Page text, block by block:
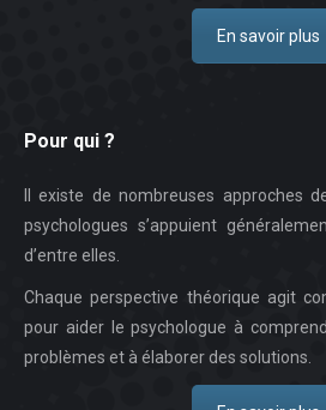
En savoir plus
Pour qui ?
Il existe de nombreuses approches
psychologues s’appuient
d’entre elles.
Chaque perspective théorique agit
pour aider le psychologue à
problèmes et à élaborer des solutions.